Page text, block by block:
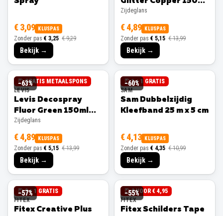
€ 3,09 KLUSPAS
Zonder pas € 3,25 € 9,29
Bekijk →
Zijdeglans
Zijdeglans
€ 4,89 KLUSPAS
Zonder pas € 5,15 € 13,99
Bekijk →
−63%
GRATIS METAALSPONS
LEVIS
Levis Decospray
Fluor Green 150ml
Zijdeglans
Zijdeglans
€ 4,89 KLUSPAS
Zonder pas € 5,15 € 13,99
Bekijk →
−60%
1 + 1 GRATIS
SAM
Sam Dubbelzijdig
Kleefband 25 m x 5 cm
€ 4,13 KLUSPAS
Zonder pas € 4,35 € 10,99
Bekijk →
−57%
3 + 1 GRATIS
FITEX
Fitex Creative Plus
−55%
3 VOOR € 4,95
FITEX
Fitex Schilders Tape